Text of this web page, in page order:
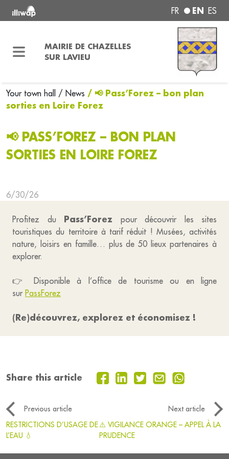
FR EN ES
MAIRIE DE CHAZELLES
SUR LAVIEU
Your town hall / News / 📢 Pass’Forez – bon plan
sorties en Loire Forez
📢 PASS’FOREZ – BON PLAN
SORTIES EN LOIRE FOREZ
6/30/26
Profitez du Pass’Forez pour découvrir les sites
touristiques du territoire à tarif réduit ! Musées, activités
nature, loisirs en famille… plus de 50 lieux partenaires à
explorer.
👉 Disponible à l’office de tourisme ou en ligne
sur PassForez
(Re)découvrez, explorez et économisez !
Share this article
Previous article
Next article
RESTRICTIONS D’USAGE DE
L’EAU 💧
⚠️ VIGILANCE ORANGE – APPEL À LA
PRUDENCE